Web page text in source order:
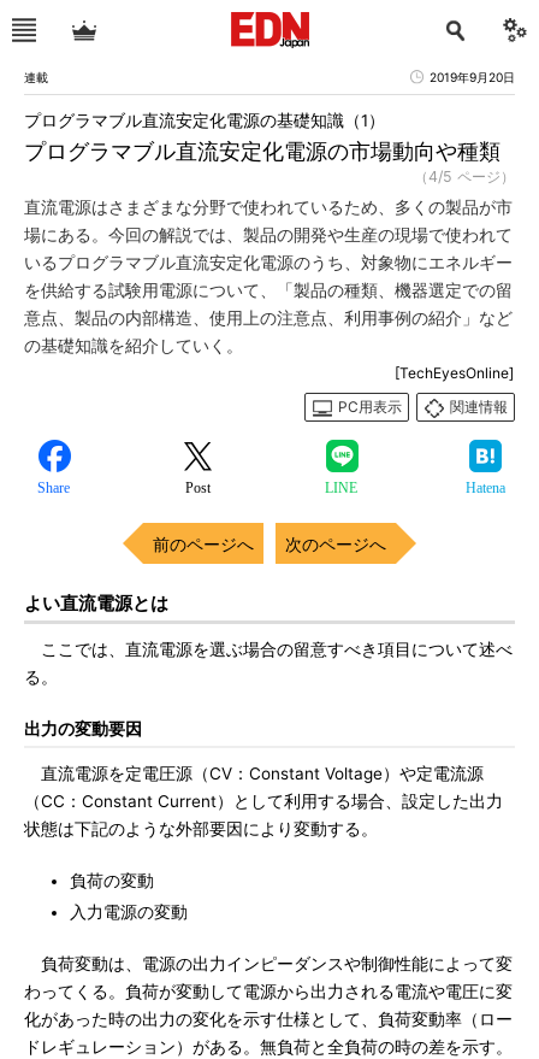
連載 2019年9月20日
プログラマブル直流安定化電源の市場動向や種類
プログラマブル直流安定化電源の基礎知識（1）
（4/5 ページ）
直流電源はさまざまな分野で使われているため、多くの製品が市
場にある。今回の解説では、製品の開発や生産の現場で使われて
いるプログラマブル直流安定化電源のうち、対象物にエネルギー
を供給する試験用電源について、「製品の種類、機器選定での留
意点、製品の内部構造、使用上の注意点、利用事例の紹介」など
の基礎知識を紹介していく。
[TechEyesOnline]
PC用表示
関連情報
Share Post LINE Hatena
前のページへ 次のページへ
よい直流電源とは
ここでは、直流電源を選ぶ場合の留意すべき項目について述べ
る。
出力の変動要因
直流電源を定電圧源（CV：Constant Voltage）や定電流源
（CC：Constant Current）として利用する場合、設定した出力
状態は下記のような外部要因により変動する。
負荷の変動
入力電源の変動
負荷変動は、電源の出力インピーダンスや制御性能によって変
わってくる。負荷が変動して電源から出力される電流や電圧に変
化があった時の出力の変化を示す仕様として、負荷変動率（ロー
ドレギュレーション）がある。無負荷と全負荷の時の差を示す。